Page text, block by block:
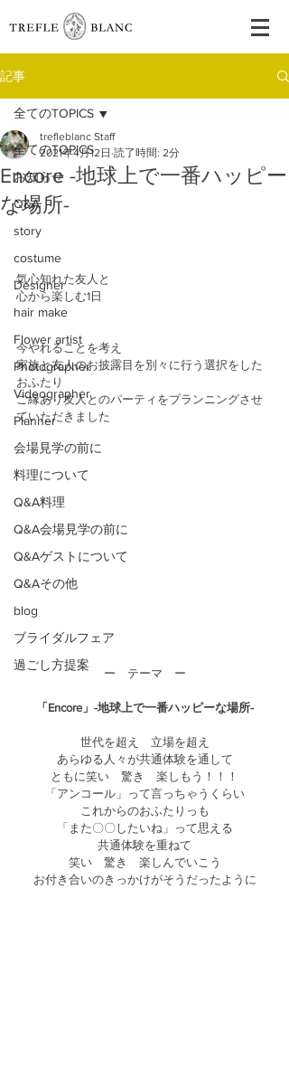
記事
全てのTOPICS
お知らせ
Q&A
story
costume
Designer
hair make
Flower artist
Photographer
Videographer
Planner
会場見学の前に
料理について
Q&A料理
Q&A会場見学の前に
Q&Aゲストについて
Q&Aその他
blog
ブライダルフェア
過ごし方提案
全てのTOPICS
Encore -地球上で一番ハッピー
な場所-
trefleblanc Staff
2021年4月12日 読了時間: 2分
気心知れた友人と
心から楽しむ1日
今やれることを考え
家族と友人のお披露目を別々に行う選択をした
おふたり
ご縁あり友人とのパーティをプランニングさせ
ていただきました
ー　テーマ　ー
「Encore」-地球上で一番ハッピーな場所-
世代を超え　立場を超え
あらゆる人々が共通体験を通して
ともに笑い　驚き　楽しもう！！！
「アンコール」って言っちゃうくらい
これからのおふたりっも
「また〇〇したいね」って思える
共通体験を重ねて
笑い　驚き　楽しんでいこう
お付き合いのきっかけがそうだったように